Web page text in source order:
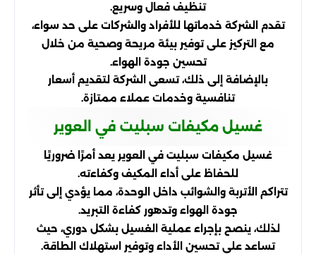
تنظيف فعال وسريع.
تقدم الشركة خدماتها للأفراد والشركات على حد سواء،
مع التركيز على توفير بيئة مريحة وصحية من خلال
تحسين جودة الهواء.
بالإضافة إلى ذلك، تسعى الشركة لتقديم أسعار
تنافسية وخدمات عملاء ممتازة.
غسيل مكيفات سبليت في العوير
غسيل مكيفات سبليت في العوير يعد أمرًا ضروريًا
للحفاظ على أداء المكيف وكفاءته.
تتراكم الأتربة والشوائب داخل الوحدة، مما يؤدي إلى تأثر
جودة الهواء وتدهور كفاءة التبريد.
لذلك، ينصح بإجراء عملية الغسيل بشكل دوري، حيث
تساعد على تحسين الأداء وتوفير استهلاك الطاقة.